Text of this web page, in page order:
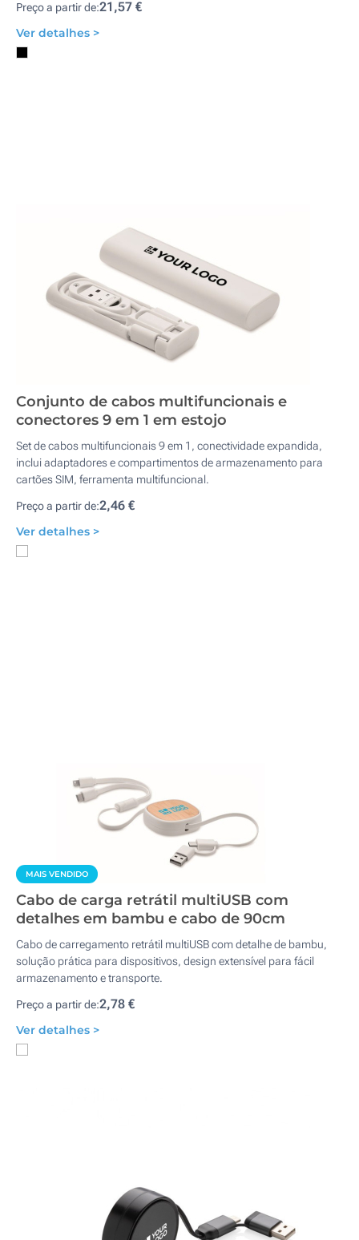
Preço a partir de:21,57 €
Ver detalhes >
Conjunto de cabos multifuncionais e
conectores 9 em 1 em estojo
Set de cabos multifuncionais 9 em 1, conectividade expandida,
inclui adaptadores e compartimentos de armazenamento para
cartões SIM, ferramenta multifuncional.
Preço a partir de:2,46 €
Ver detalhes >
MAIS VENDIDO
Cabo de carga retrátil multiUSB com
detalhes em bambu e cabo de 90cm
Cabo de carregamento retrátil multiUSB com detalhe de bambu,
solução prática para dispositivos, design extensível para fácil
armazenamento e transporte.
Preço a partir de:2,78 €
Ver detalhes >